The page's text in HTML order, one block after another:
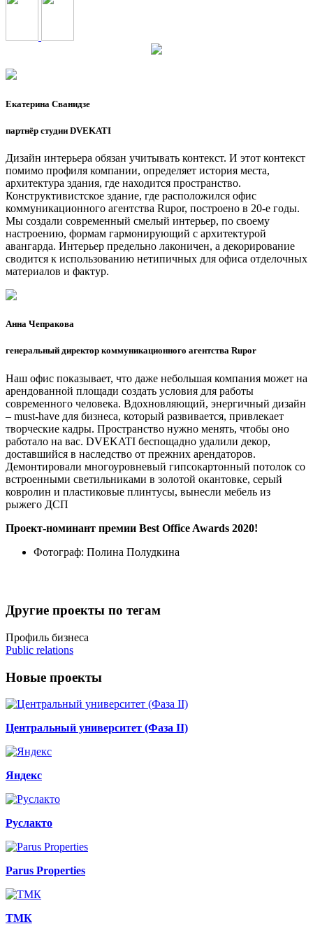
Екатерина Сванидзе
партнёр студии DVEKATI
Дизайн интерьера обязан учитывать контекст. И этот контекст
помимо профиля компании, определяет история места,
архитектура здания, где находится пространство.
Конструктивистское здание, где расположился офис
коммуникационного агентства Rupor, построено в 20-е годы.
Мы создали современный смелый интерьер, по своему
настроению, формам гармонирующий с архитектурой
авангарда. Интерьер предельно лаконичен, а декорирование
сводится к использованию нетипичных для офиса отделочных
материалов и фактур.
Анна Чепракова
генеральный директор коммуникационного агентства Rupor
Наш офис показывает, что даже небольшая компания может на
арендованной площади создать условия для работы
современного человека. Вдохновляющий, энергичный дизайн
– must-have для бизнеса, который развивается, привлекает
творческие кадры. Пространство нужно менять, чтобы оно
работало на вас. DVEKATI беспощадно удалили декор,
доставшийся в наследство от прежних арендаторов.
Демонтировали многоуровневый гипсокартонный потолок со
встроенными светильниками в золотой окантовке, серый
ковролин и пластиковые плинтусы, вынесли мебель из
рыжего ДСП
Проект-номинант премии Best Office Awards 2020!
Фотограф: Полина Полудкина
Другие проекты по тегам
Профиль бизнеса
Public relations
Новые проекты
Центральный университет (Фаза II)
Яндекс
Руслакто
Parus Properties
ТМК